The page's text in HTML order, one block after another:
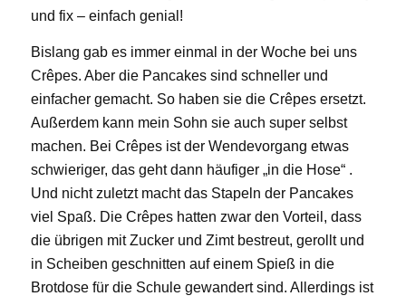
und fix – einfach genial!
Bislang gab es immer einmal in der Woche bei uns
Crêpes. Aber die Pancakes sind schneller und
einfacher gemacht. So haben sie die Crêpes ersetzt.
Außerdem kann mein Sohn sie auch super selbst
machen. Bei Crêpes ist der Wendevorgang etwas
schwieriger, das geht dann häufiger „in die Hose“ .
Und nicht zuletzt macht das Stapeln der Pancakes
viel Spaß. Die Crêpes hatten zwar den Vorteil, dass
die übrigen mit Zucker und Zimt bestreut, gerollt und
in Scheiben geschnitten auf einem Spieß in die
Brotdose für die Schule gewandert sind. Allerdings ist